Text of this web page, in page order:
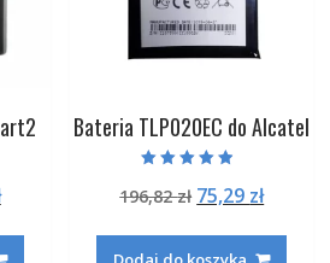
Aktualna
Bateria TLP020EC do Alcatel
4.50
na 5
196,82zł Pierwotna
wynosiła:
75,29 zł